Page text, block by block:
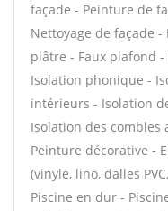
façade - Peinture de
Nettoyage de façade
plâtre - Faux plafond
Isolation phonique -
intérieurs - Isolation
Isolation des combles
Peinture décorative -
(vinyle, lino, dalles
Piscine en dur -